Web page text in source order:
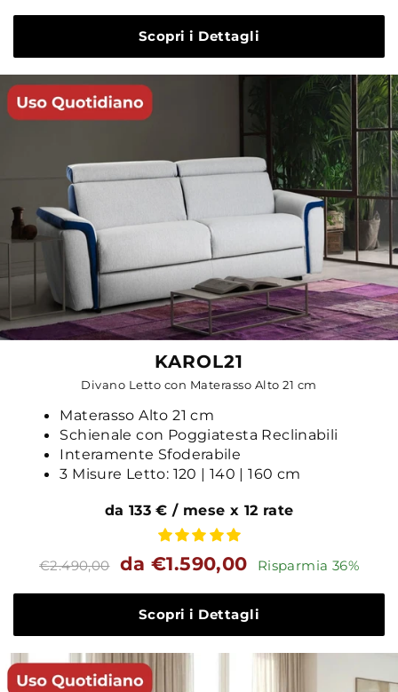
standard
Scopri i Dettagli
KAROL21
Divano Letto con Materasso Alto 21 cm
Materasso Alto 21 cm
Schienale con Poggiatesta Reclinabili
Interamente Sfoderabile
3 Misure Letto: 120 | 140 | 160 cm
da 133 € / mese x 12 rate
Prezzo
standard
€2.490,00 Prezzo
da €1.590,00 Risparmia 36%
Scopri i Dettagli